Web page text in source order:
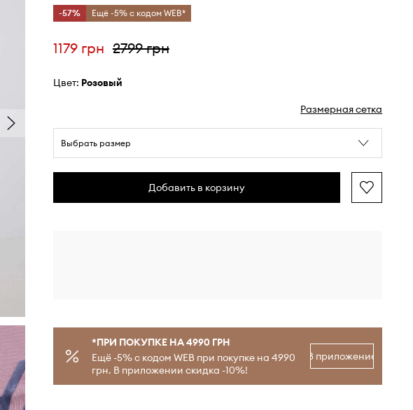
-57% Ещё -5% с кодом WEB*
1179 грн 2799 грн
Цвет: розовый
Размерная сетка
Выбрать размер
Добавить в корзину
*ПРИ ПОКУПКЕ НА 4990 ГРН
Ещё -5% с кодом WEB при покупке на 4990
грн. В приложении скидка -10%!
В приложение